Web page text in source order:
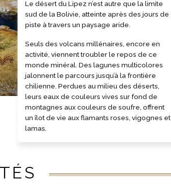
Le désert du Lipez n’est autre que la limite
sud de la Bolivie, atteinte après des jours de
piste à travers un paysage aride.
Seuls des volcans millénaires, encore en
activité, viennent troubler le repos de ce
monde minéral. Des lagunes multicolores
jalonnent le parcours jusqu’à la frontière
chilienne. Perdues au milieu des déserts,
leurs eaux de couleurs vives sur fond de
montagnes aux couleurs de soufre, offrent
un îlot de vie aux flamants roses, vigognes et
lamas.